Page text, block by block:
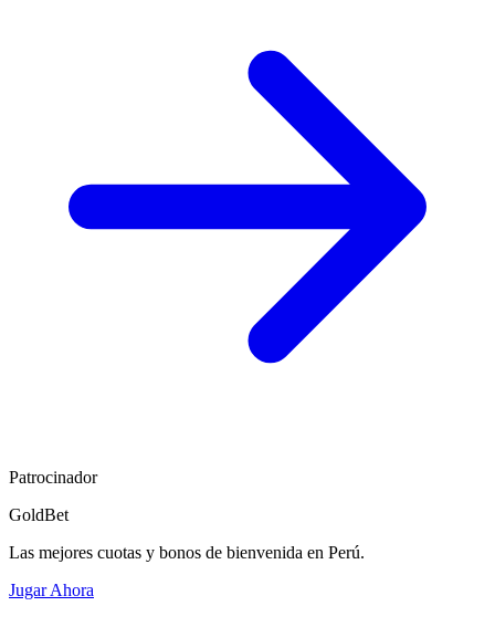
Patrocinador
GoldBet
Las mejores cuotas y bonos de bienvenida en Perú.
Jugar Ahora